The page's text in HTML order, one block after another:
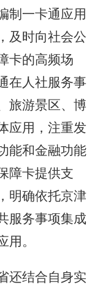
制一卡通应用
及时向社会公
卡的高频场
在人社服务事
旅游景区、博
应用，注重发
能和金融功能
障卡提供支
明确依托京津
服务事项集成
用。
结合自身实